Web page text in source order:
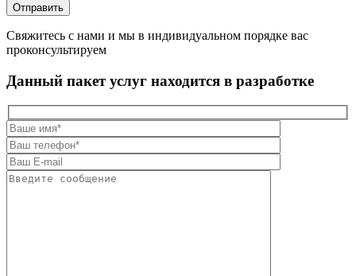
Свяжитесь с нами и мы в индивидуальном порядке вас
проконсультируем
Данный пакет услуг находится в разработке